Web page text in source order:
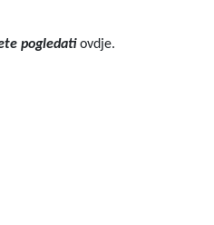
pogledatiovdje.